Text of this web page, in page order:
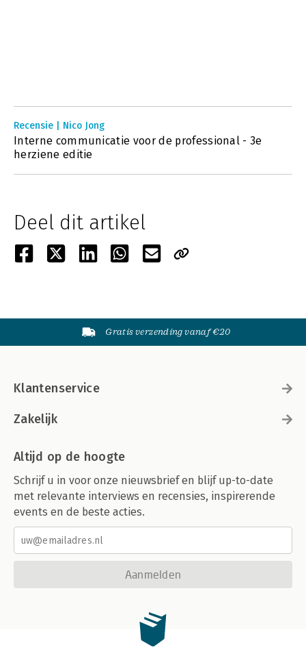
Recensie | Nico Jong
Interne communicatie voor de professional - 3e
herziene editie
Deel dit artikel
Gratis verzending vanaf €20
Klantenservice
Zakelijk
Altijd op de hoogte
Schrijf u in voor onze nieuwsbrief en blijf up-to-date
met relevante interviews en recensies, inspirerende
events en de beste acties.
Aanmelden